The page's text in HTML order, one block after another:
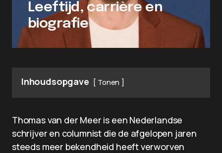
Leeftijd, carrière en
biografie
Inhoudsopgave Tonen
Thomas van der Meer is een Nederlandse
schrijver en columnist die de afgelopen jaren
steeds meer bekendheid heeft verworven